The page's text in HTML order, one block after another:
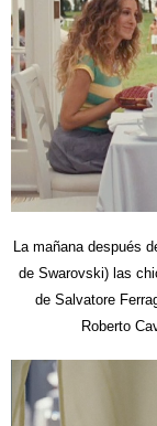
La mañana después
de Swarovski) las
de Salvatore
Roberto